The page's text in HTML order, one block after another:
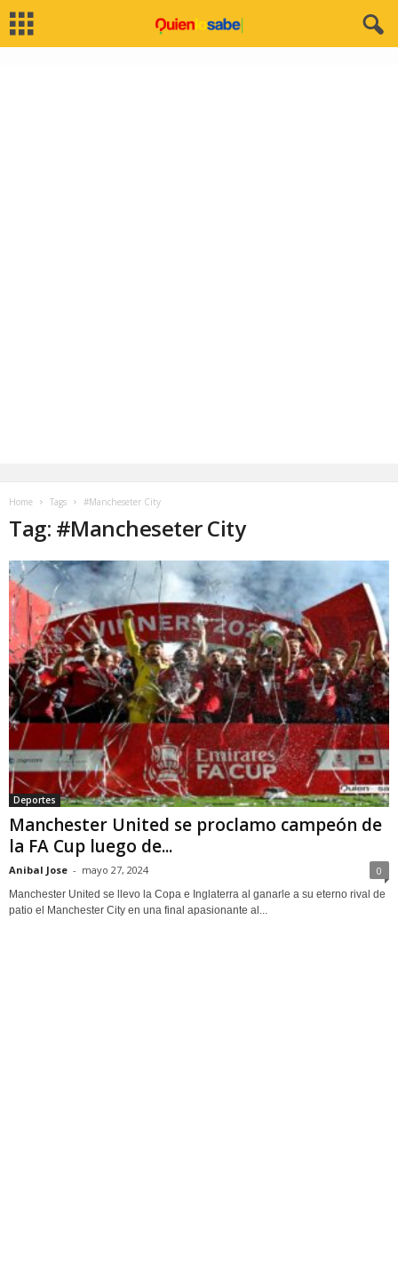
Home Tags #Mancheseter City
Tag: #Mancheseter City
Deportes
Manchester United se proclamo campeón de
la FA Cup luego de...
Anibal Jose - mayo 27, 2024 0
Manchester United se llevo la Copa e Inglaterra al ganarle a su eterno rival de
patio el Manchester City en una final apasionante al...